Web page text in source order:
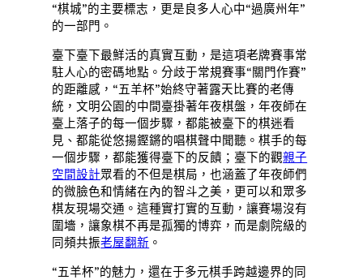
“棋城”的主要標志，更是良多人心中“過廣州年”
的一部門。
臺下臺下最鮮活的真實互動，是這項老牌賽事常
駐人心的密碼地點。分歧于常規賽事“關門作賽”
的距離感，“五羊杯”始終守著露天比賽的老傳
統，文明公園的中間臺掛著年夜棋盤，年夜師在
臺上落子的每一個步驟，都能被臺下的棋迷看
見、都能從悠揚鏗鏘的唱棋聲中聞聽。棋手的每
一個步驟，都能獲得臺下的反饋；臺下的觀親子
空間設計眾看的不但是棋局，也涵蓋了年夜師們
的微臉色和情緒在內的智斗之美，更可以和眾多
棋友現場交通。這種實打實的互動，讓賽場沒有
圍墻，讓象棋不再是孤獨的博弈，而是劇院級的
同頻共振老屋翻新 。
“五羊杯”的魅力，還在于多元棋手跨越邊界的同